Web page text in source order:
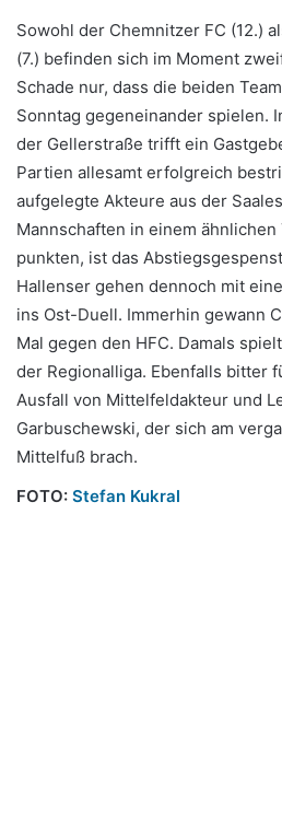
Sowohl der Chemnitzer FC (12.)
(7.) befinden sich im Moment
Schade nur, dass die beiden
Sonntag gegeneinander spielen.
der Gellerstraße trifft ein
Partien allesamt erfolgreich
aufgelegte Akteure aus der
Mannschaften in einem
punkten, ist das
Hallenser gehen dennoch mit
ins Ost-Duell. Immerhin gewann
Mal gegen den HFC. Damals
der Regionalliga. Ebenfalls bitter
Ausfall von Mittelfeldakteur und
Garbuschewski, der sich am
Mittelfuß brach.
FOTO: Stefan Kukral